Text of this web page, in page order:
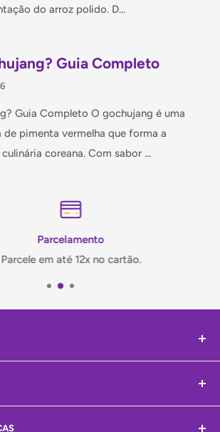
do arroz polido. D...
Guia Completo
Guia Completo O gochujang é uma
pimenta vermelha que forma a
coreana. Com sabor ...
Parcelamento
em até 12x no cartão.
anos no mercado alimentício e
a melhor experiencia em